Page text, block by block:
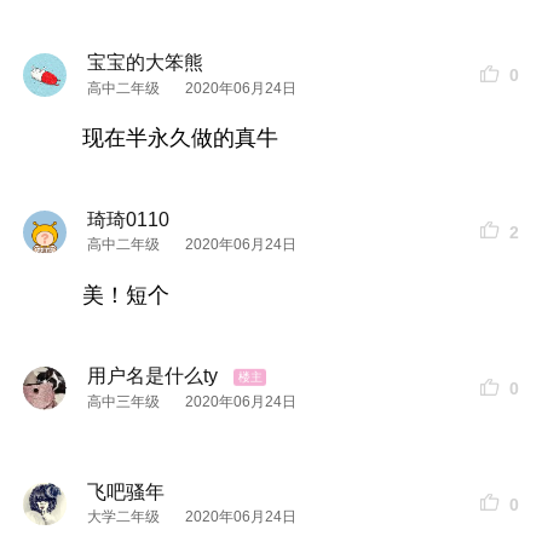
宝宝的大笨熊
高中二年级 2020年06月24日
0
现在半永久做的真牛
琦琦0110
高中二年级 2020年06月24日
2
美！短个
用户名是什么ty
高中三年级 2020年06月24日
0
飞吧骚年
大学二年级 2020年06月24日
0